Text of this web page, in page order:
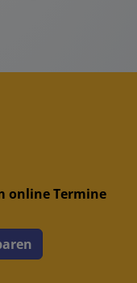
online Termine